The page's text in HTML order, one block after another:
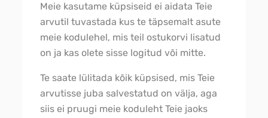
Meie kasutame küpsiseid ei aidata Teie
arvutil tuvastada kus te täpsemalt asute
meie kodulehel, mis teil ostukorvi lisatud
on ja kas olete sisse logitud või mitte.
Te saate lülitada kõik küpsised, mis Teie
arvutisse juba salvestatud on välja, aga
siis ei pruugi meie koduleht Teie jaoks